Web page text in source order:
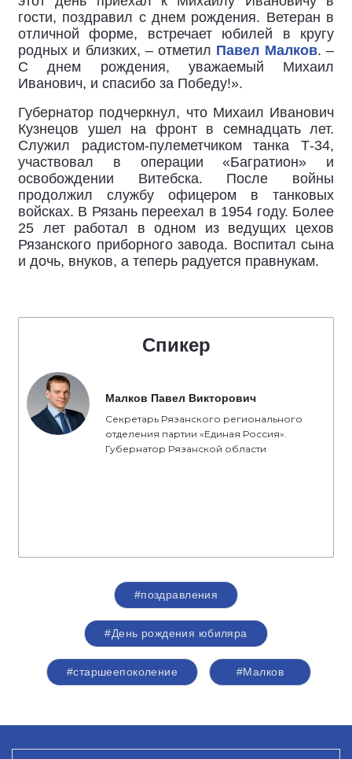
гости, поздравил с днем рождения. Ветеран в
отличной форме, встречает юбилей в кругу
родных и близких, – отметил Павел Малков. –
С днем рождения, уважаемый Михаил
Иванович, и спасибо за Победу!».
Губернатор подчеркнул, что Михаил Иванович
Кузнецов ушел на фронт в семнадцать лет.
Служил радистом-пулеметчиком танка Т-34,
участвовал в операции «Багратион» и
освобождении Витебска. После войны
продолжил службу офицером в танковых
войсках. В Рязань переехал в 1954 году. Более
25 лет работал в одном из ведущих цехов
Рязанского приборного завода. Воспитал сына
и дочь, внуков, а теперь радуется правнукам.
Спикер
Малков Павел Викторович
Секретарь Рязанского регионального
отделения партии «Единая Россия».
Губернатор Рязанской области
#поздравления
#День рождения юбиляра
#старшеепоколение #Малков